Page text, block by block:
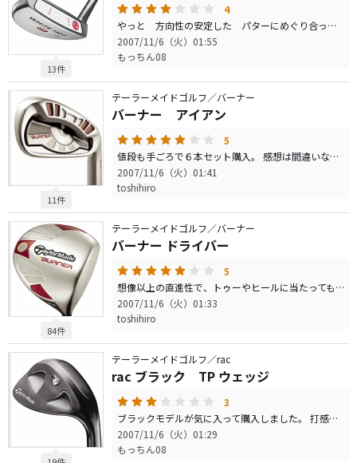
13件
4
やっと 方向性の安定した パターにめぐり合った感じです。 クラブは 人それぞれにあったりあわなかったり、 今まで 安定しなかったパターがやっと 落ち着いてきました。 ミケルソンモデルってことでも 好きないいクラブだと思います。
2007/11/6（火）01:55
もっちん08
11件
テーラーメイドゴルフ／バーナー
バーナー アイアン
5
値段も手ごろで６本セット購入。 感想は間違いなく飛びます！ 軽く振るだけで今までのフルスイングくらい飛ぶのでは！？ １〜２番手変わってくると思います。 ６本セットの場合Pwまでのセットになりますが、 とにかく飛距離が出るため、 100ヤード辺りの微調整は難しく、 バーナーで揃えるなら他にAwも必要かと思います。
2007/11/6（火）01:41
toshihiro
84件
テーラーメイドゴルフ／バーナー
バーナー ドライバー
5
想像以上の直進性で、トゥーやヒールに当たっても曲がりにくい！ また、芯をくったときの打感も良く気持ちよく振れます。 自分はロフト角10.5を購入しましたが、 球威がなかなか出にくく、 途中で失速してしまうのが残念なところ。 今10.5を使ってる方は9.5でも丁度いいのでは！？ 初心者の方から楽に思い切り使えるクラブだと思います！
2007/11/6（火）01:33
toshihiro
テーラーメイドゴルフ／rac
rac ブラック TP ウェッジ
3
ブラックモデルが気に入って購入しました。 打感がいまいちだったのが残念、スピンも思ったよりは今一だ、 でも かっこいいフェイスに現役続行中です。
2007/11/6（火）01:29
もっちん08